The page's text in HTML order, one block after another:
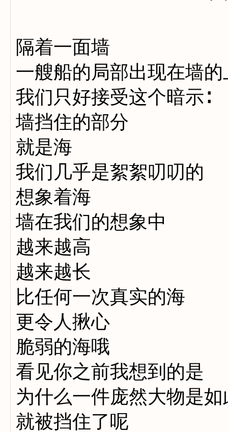
隔着一面墙
一艘船的局部出现在墙的
我们只好接受这个暗示∶
墙挡住的部分
就是海
我们几乎是絮絮叨叨的
想象着海
墙在我们的想象中
越来越高
越来越长
比任何一次真实的海
更令人揪心
脆弱的海哦
看见你之前我想到的是
为什么一件庞然大物是
就被挡住了呢